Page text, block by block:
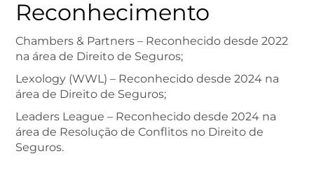
Reconhecimento
Chambers & Partners – Reconhecido desde 2022
na área de Direito de Seguros;
Lexology (WWL) – Reconhecido desde 2024 na
área de Direito de Seguros;
Leaders League – Reconhecido desde 2024 na
área de Resolução de Conflitos no Direito de
Seguros.